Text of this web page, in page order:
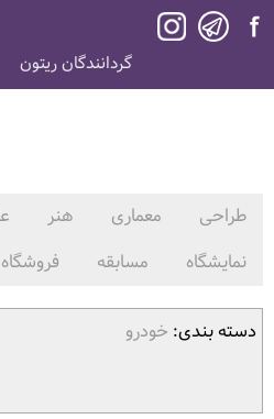
گردانندگان ریتون
طراحی معماری هنر
نمایشگاه
مسابقه فروشگاه
دسته بندی: خودرو